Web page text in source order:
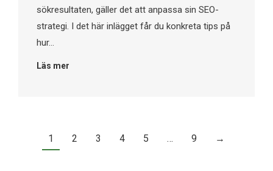
sökresultaten, gäller det att anpassa sin SEO-
strategi. I det här inlägget får du konkreta tips på
hur…
Läs mer
1 2 3 4 5 … 9 →